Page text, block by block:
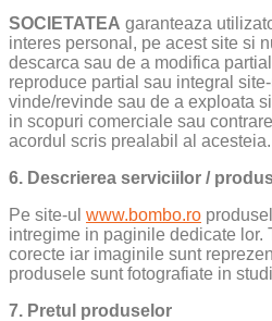
SOCIETATEA garanteaza
interes personal, pe acest site si
descarca sau de a modifica
reproduce partial sau integral
vinde/revinde sau de a exploata
in scopuri comerciale sau
acordul scris prealabil al acesteia.
6. Descrierea serviciilor /
Pe site-ul www.bombo.ro
intregime in paginile dedicate lor.
corecte iar imaginile sunt
produsele sunt fotografiate in
7. Pretul produselor